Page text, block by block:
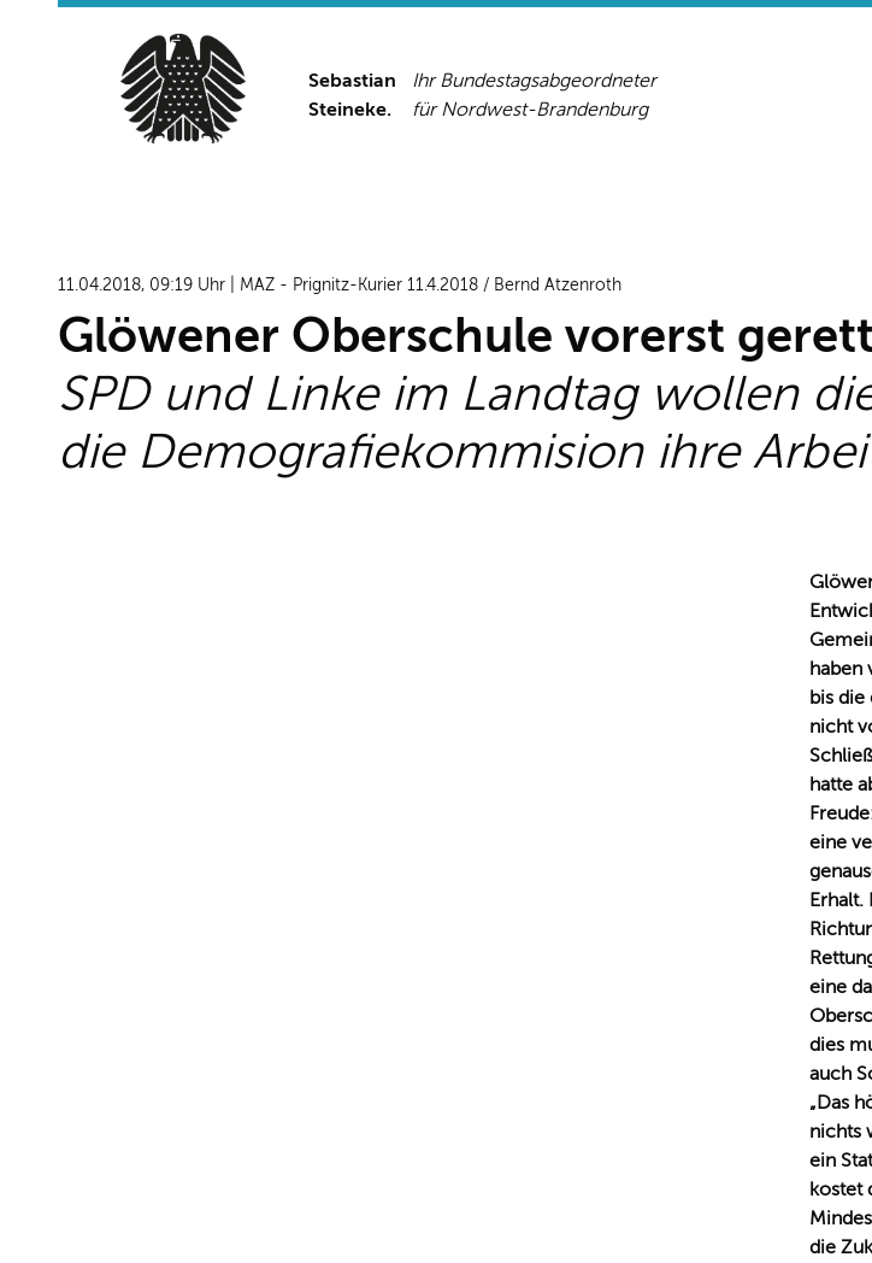
Sebastian
Steineke.
Ihr Bundestagsabgeordneter
für Nordwest-Brandenburg
11.04.2018, 09:19 Uhr | MAZ - Prignitz-Kurier 11.4.2018 / Bernd Atzenroth
Glöwener Oberschule vorerst
SPD und Linke im Landtag wollen
die Demografiekommision ihre
haben
bis die
nicht
hatte
eine
Erhalt.
eine
dies
auch
Das
nichts
ein
kostet
die